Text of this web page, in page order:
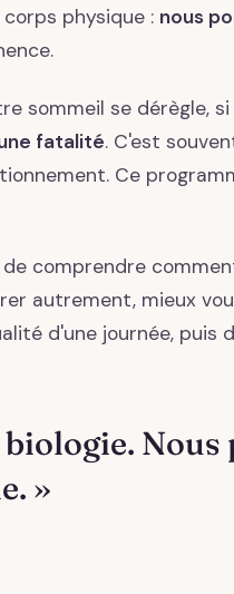
physique : nous
sommeil se dérègle,
fatalité. C'est
Ce
comprendre
autrement, mieux
d'une journée, puis
Nous
»